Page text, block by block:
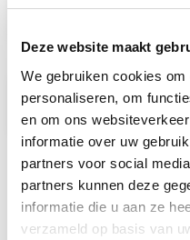
Deze website maakt
We gebruiken cookies
personaliseren, om
en om ons
informatie over uw
partners voor social
partners kunnen deze
informatie die u aan ze
verzameld op basis van
Specificaties